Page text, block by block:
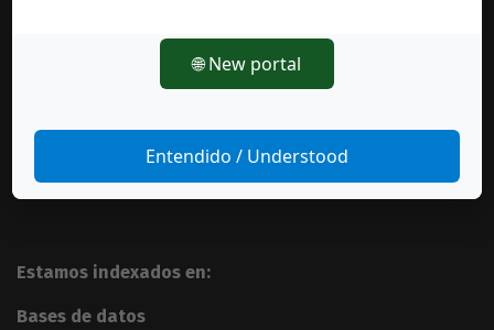
Estamos indexados en:
Bases de datos
🌐 New portal
Entendido / Understood